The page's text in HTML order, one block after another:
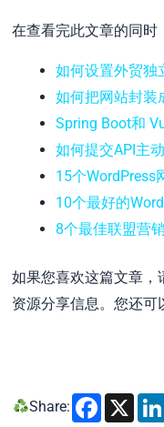
在查看完此文章的同时
如何设置外贸独
如何把网站封装
Spring Boot和
如何提交API主
15个WordPress
10个最好的
8个最佳联盟营
如果您喜欢这篇文章，
资源分享信息。您还可
Share: X